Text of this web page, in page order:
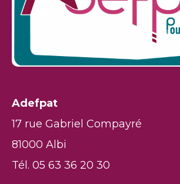
Adefpat
17 rue Gabriel Compayré
81000 Albi
Tél. 05 63 36 20 30